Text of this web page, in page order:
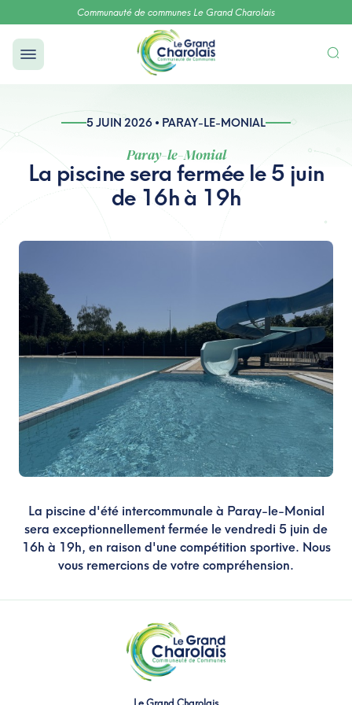
Communauté de communes Le Grand Charolais
5 JUIN 2026 • PARAY-LE-MONIAL
Paray-le-Monial
La piscine sera fermée le 5 juin
de 16h à 19h
La piscine d'été intercommunale à Paray-le-Monial
sera exceptionnellement fermée le vendredi 5 juin de
16h à 19h, en raison d'une compétition sportive. Nous
vous remercions de votre compréhension.